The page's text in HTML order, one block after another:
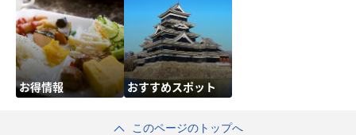
お得情報 おすすめスポット
このページのトップへ